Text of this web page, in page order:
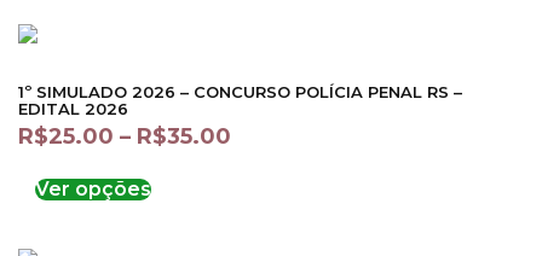
1º SIMULADO 2026 – CONCURSO POLÍCIA PENAL RS –
EDITAL 2026
R$25.00 – R$35.00
Ver opções